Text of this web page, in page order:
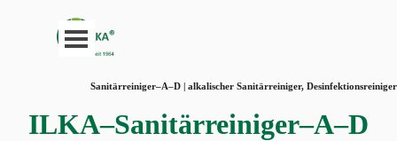
Menü überspringen
Sanitärreiniger–A–D | alkalischer Sanitärreiniger, Desinfektionsreiniger
ILKA–Sanitärreiniger–A–D